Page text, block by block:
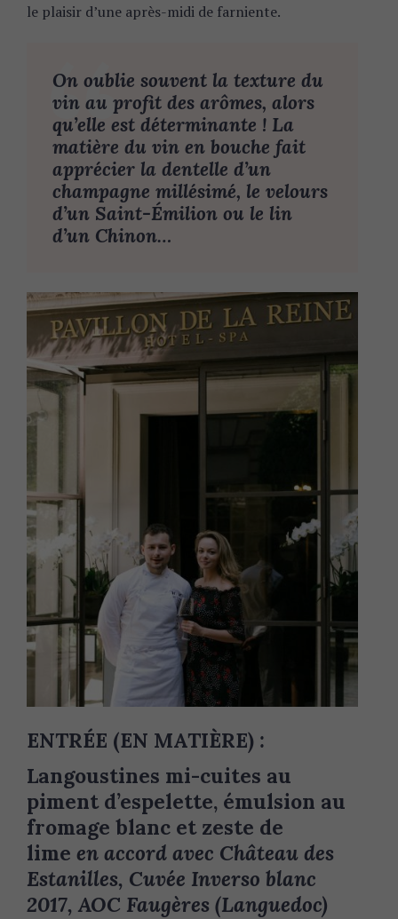
le plaisir d’une après-midi de farniente.
On oublie souvent la texture du
vin au profit des arômes, alors
qu’elle est déterminante ! La
matière du vin en bouche fait
apprécier la dentelle d’un
champagne millésimé, le velours
d’un Saint-Émilion ou le lin
d’un Chinon…
ENTRÉE (EN MATIÈRE) :
Langoustines mi-cuites au
piment d’espelette, émulsion au
fromage blanc et zeste de
lime en accord avec Château des
Estanilles, Cuvée Inverso blanc
2017, AOC Faugères (Languedoc)